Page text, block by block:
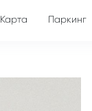
Карта Паркинг